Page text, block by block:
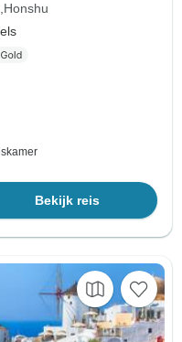
Honshu
Bekijk reis